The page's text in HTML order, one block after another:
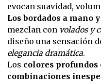
evocan suavidad,
Los bordados a mano
mezclan con volados y
diseño una sensación
elegancia dramática.
Los colores
combinaciones